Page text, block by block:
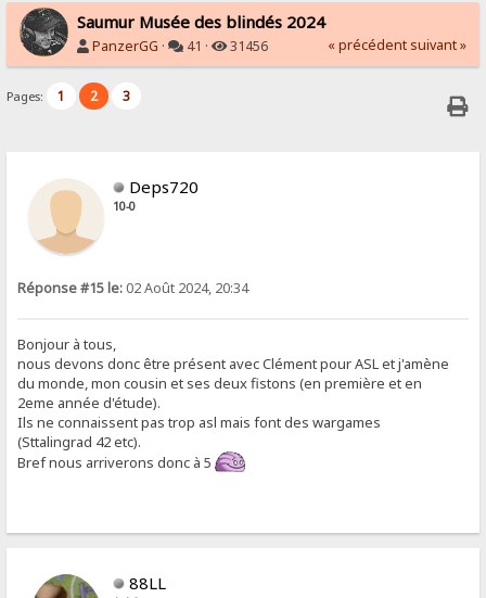
Saumur Musée des blindés 2024
PanzerGG · 41 · 31456 « précédent suivant »
Pages: 1 2 3
Deps720
10-0
Réponse #15 le: 02 Août 2024, 20:34
Bonjour à tous,
nous devons donc être présent avec Clément pour ASL et j'amène
du monde, mon cousin et ses deux fistons (en première et en
2eme année d'étude).
Ils ne connaissent pas trop asl mais font des wargames
(Sttalingrad 42 etc).
Bref nous arriverons donc à 5
88LL